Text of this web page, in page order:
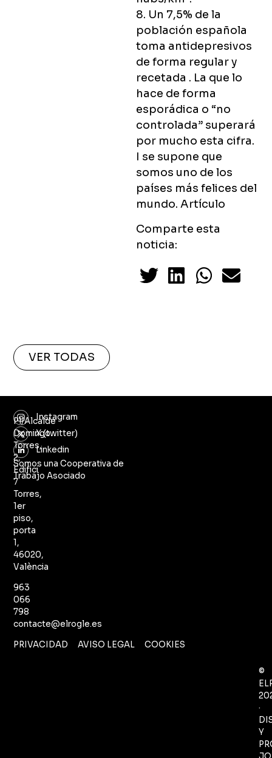
8. Un 7,5% de la
población española
toma antidepresivos
de forma regular y
recetada . La que lo
hace de forma
esporádica o “no
controlada” superará
por mucho esta cifra.
I se supone que
somos uno de los
países más felices del
mundo. Artículo
Comparte esta
noticia:
VER TODAS
Pl/Alcalde
Domingo
Torres,
2,
Edifici
7
Torres,
1er
piso,
porta
1,
46020,
València
963
066
798
contacte@elrogle.es
Instagram
X (twitter)
Linkedin
Somos una Cooperativa de
Trabajo Asociado
PRIVACIDAD AVISO LEGAL COOKIES
©
·
Y